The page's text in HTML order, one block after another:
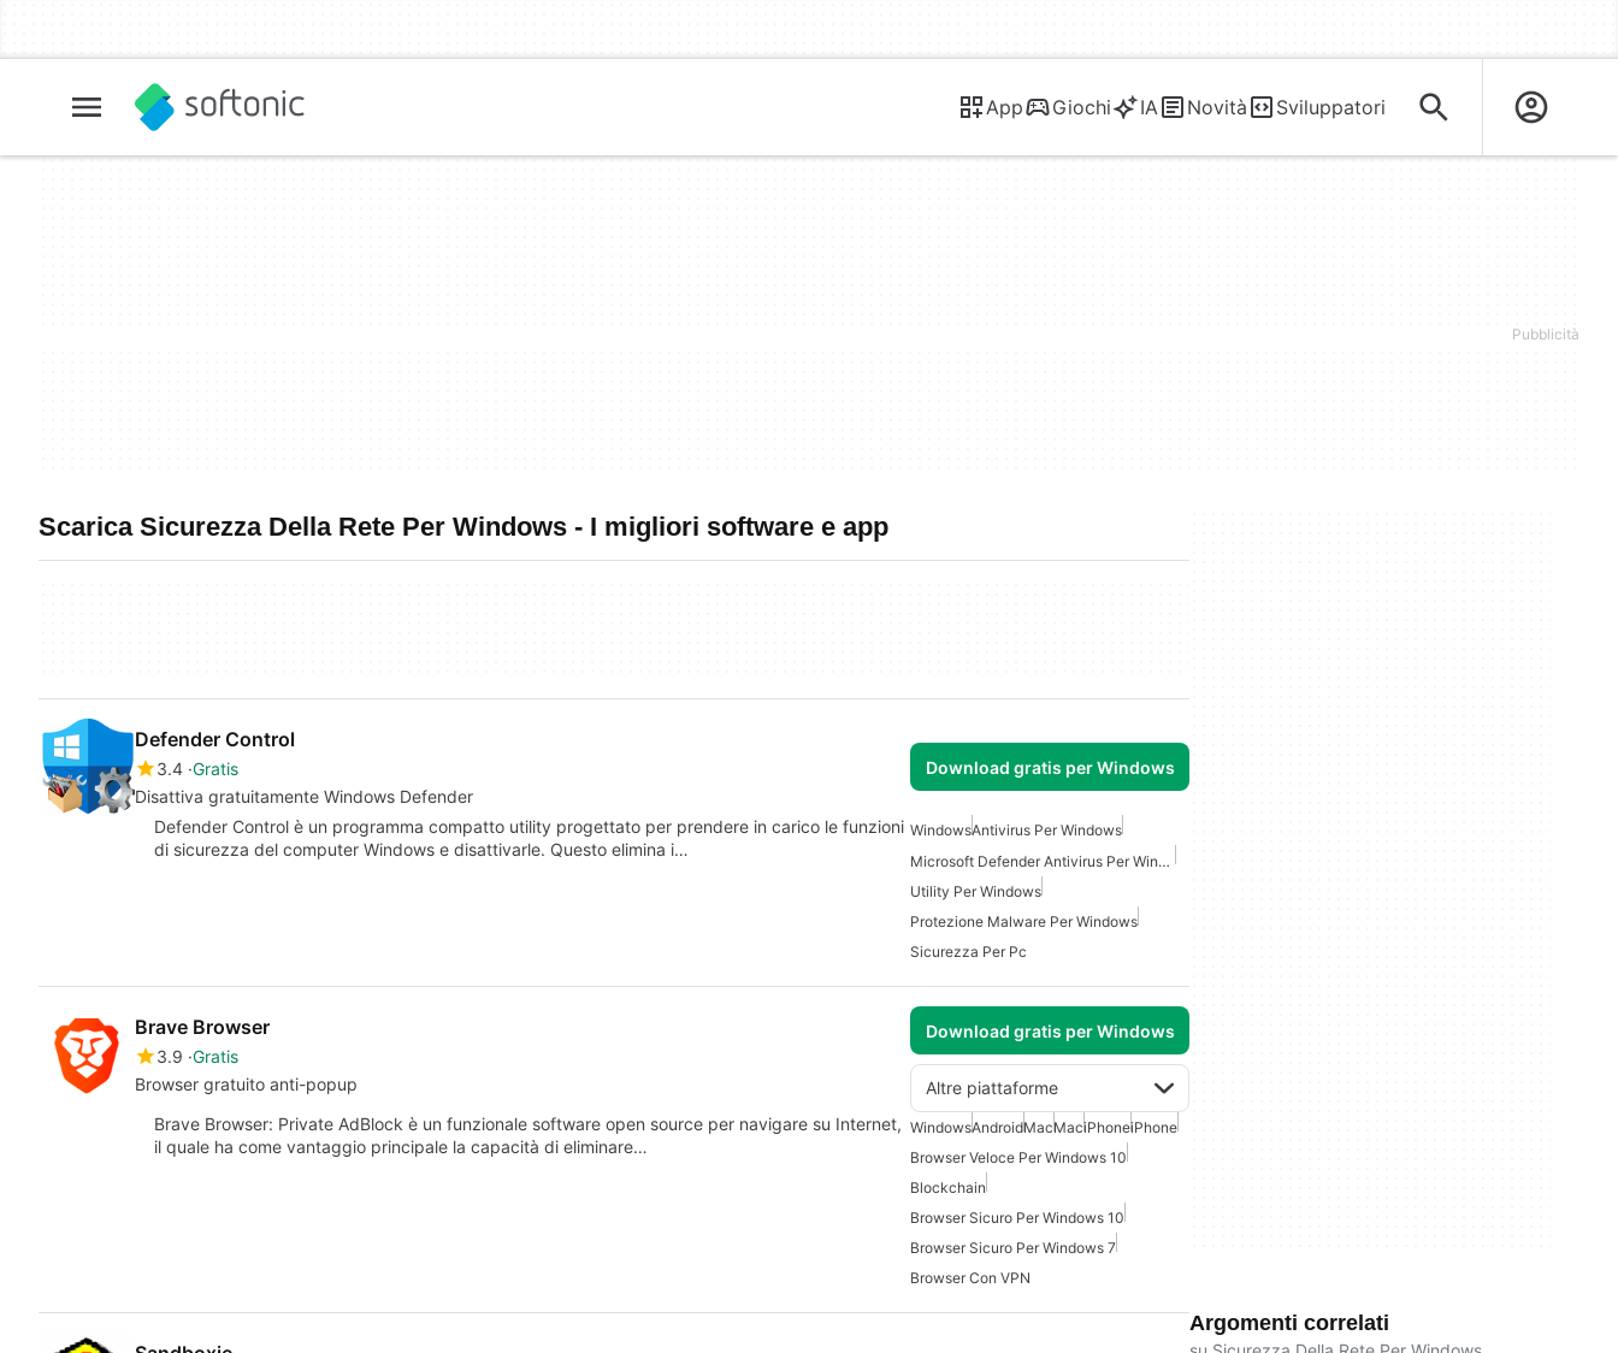
App Giochi IA Novità Sviluppatori
Scarica Sicurezza Della Rete Per Windows - I migliori software e app
Defender Control
3.4 Gratis
Disattiva gratuitamente Windows Defender
Download gratis per Windows
Defender Control è un programma compatto utility progettato per prendere in carico le funzioni
di sicurezza del computer Windows e disattivarle. Questo elimina i…
WindowsAntivirus Per Windows
Microsoft Defender Antivirus Per Windows
Utility Per Windows
Protezione Malware Per Windows
Sicurezza Per Pc
Brave Browser
3.9 Gratis
Browser gratuito anti-popup
Download gratis per Windows
Altre piattaforme
Brave Browser: Private AdBlock è un funzionale software open source per navigare su Internet,
il quale ha come vantaggio principale la capacità di eliminare…
WindowsAndroidMacMaciPhoneiPhone
Browser Veloce Per Windows 10
Blockchain
Browser Sicuro Per Windows 10
Browser Sicuro Per Windows 7
Browser Con VPN
Argomenti correlati